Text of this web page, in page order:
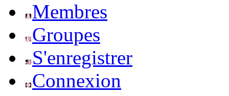
Membres
Groupes
S'enregistrer
Connexion